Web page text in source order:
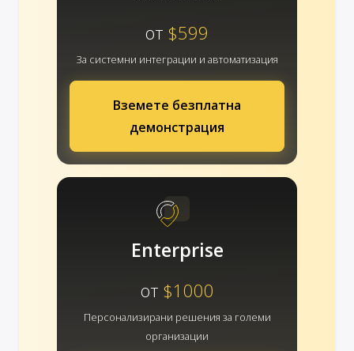
от $599
За системни интеграции и автоматизация
Вземете безплатна
демонстрация
Enterprise
от $1000
Персонализирани решения за големи
организации